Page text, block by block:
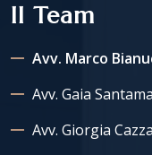
Il Team
Avv. Marco
Avv. Gaia
Avv. Giorgia